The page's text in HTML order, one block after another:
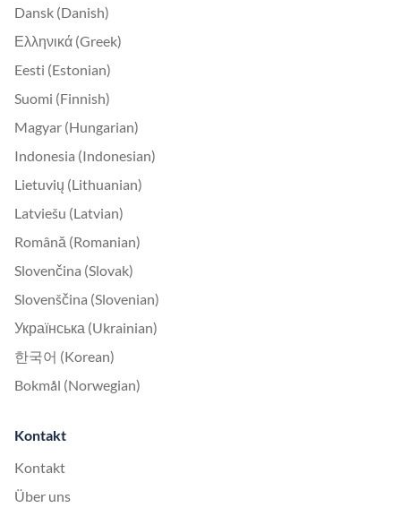
Dansk (Danish)
Ελληνικά (Greek)
Eesti (Estonian)
Suomi (Finnish)
Magyar (Hungarian)
Indonesia (Indonesian)
Lietuvių (Lithuanian)
Latviešu (Latvian)
Română (Romanian)
Slovenčina (Slovak)
Slovenščina (Slovenian)
Українська (Ukrainian)
한국어 (Korean)
Bokmål (Norwegian)
Kontakt
Kontakt
Über uns